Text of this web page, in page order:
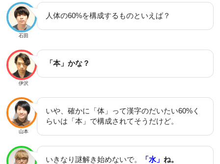
石田
人体の60%を構成するものといえば？
伊沢
「本」かな？
山本
いや、確かに「体」って漢字のだいたい60%く
らいは「本」で構成されてそうだけど。
いきなり謎解き始めないで。 「水」 ね。